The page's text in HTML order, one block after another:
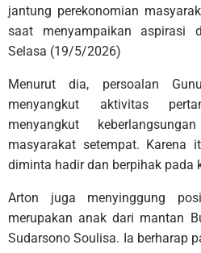
jantung perekonomian
saat menyampaikan aspirasi
Selasa (19/5/2026)
Menurut dia, persoalan
menyangkut aktivitas
menyangkut
masyarakat setempat. Karena
diminta hadir dan berpihak pada
Arton juga menyinggung
merupakan anak dari mantan
Sudarsono Soulisa. Ia berharap